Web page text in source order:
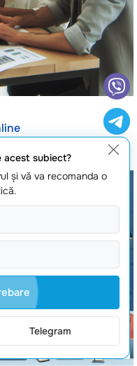
acest subiect?
şi vă va recomanda o
Telegram